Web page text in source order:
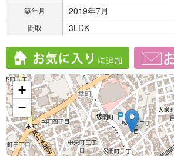
築年月 2019年7月
間取 3LDK
+
−